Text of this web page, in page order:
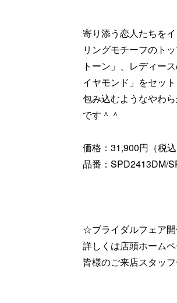
寄り添う恋人たちを
リングモチーフのト
トーン」、レディー
イヤモンド」をセッ
包み込むようなやわ
です＾＾
価格：31,900円（税込
品番：SPD2413DM/
☆ブライダルフェア
詳しくは店頭ホーム
皆様のご来店スタッ